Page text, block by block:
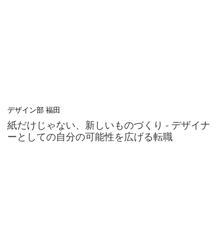
デザイン部 福田
紙だけじゃない、新しいものづくり - デザイナ
ーとしての自分の可能性を広げる転職